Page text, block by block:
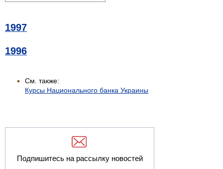
1997
1996
См. также:
Курсы Национального банка Украины
Подпишитесь на рассылку новостей